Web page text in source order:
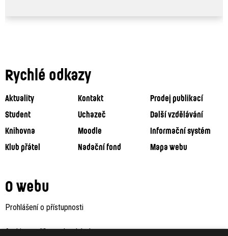
Rychlé odkazy
Aktuality Kontakt
Prodej publikací
Student
Uchazeč
Další vzdělávání
Knihovna
Moodle
Informační systém
Klub přátel
Nadační fond Mapa webu
O webu
Prohlášení o přístupnosti
Archiv staršího webu Jaboku